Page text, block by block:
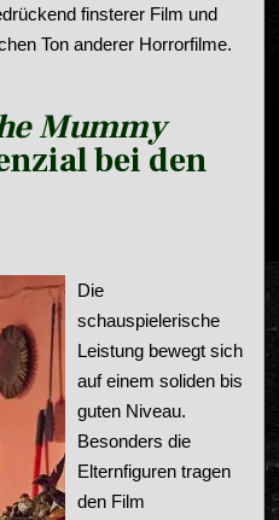
finsterer Film und
Ton anderer Horrorfilme.
Mummy
bei den
Die
schauspielerische
Leistung bewegt sich
auf einem soliden bis
guten Niveau.
Besonders die
Elternfiguren tragen
den Film